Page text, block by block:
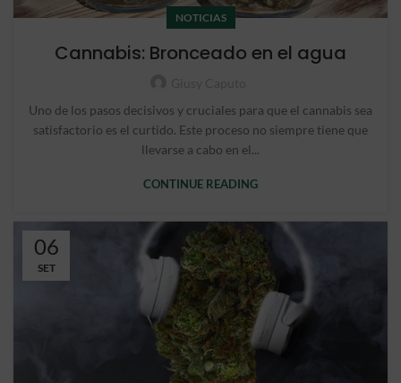
NOTICIAS
Cannabis: Bronceado en el agua
Uno de los pasos decisivos y cruciales para que el cannabis sea
satisfactorio es el curtido. Este proceso no siempre tiene que
llevarse a cabo en el...
CONTINUE READING
06
SET